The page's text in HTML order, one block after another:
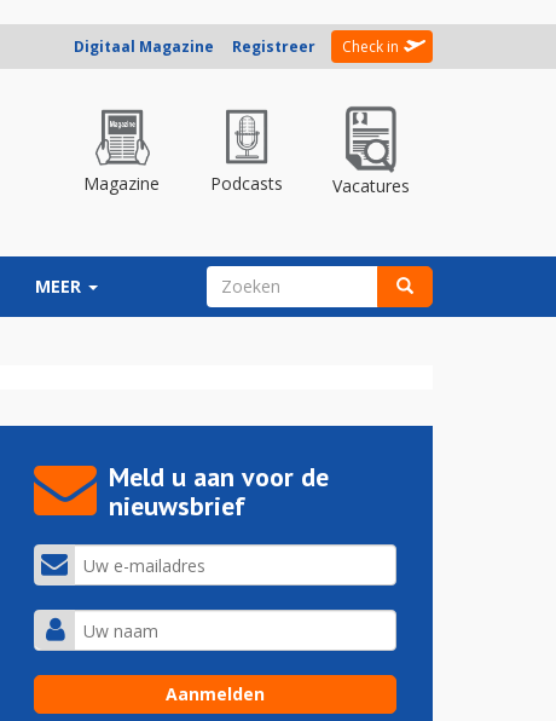
Digitaal Magazine Registreer Check in
Magazine Podcasts Vacatures
MEER ZOEKVELD
Meld u aan voor de
nieuwsbrief